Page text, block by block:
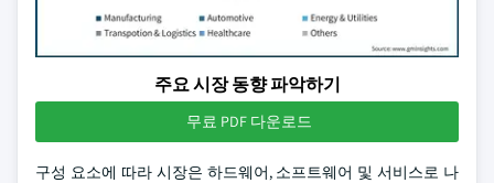
주요 시장 동향 파악하기
무료 PDF 다운로드
구성 요소에 따라 시장은 하드웨어, 소프트웨어 및 서비스로 나